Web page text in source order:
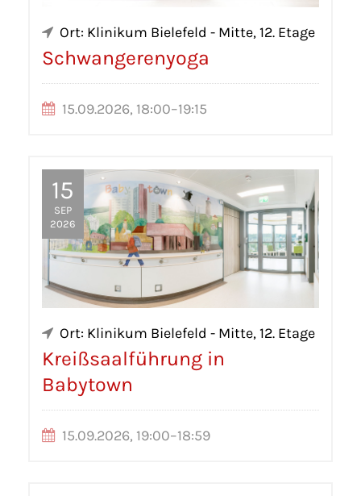
Ort: Klinikum Bielefeld - Mitte, 12. Etage
Schwangerenyoga
15.09.2026, 18:00–19:15
15
SEP
2026
Ort: Klinikum Bielefeld - Mitte, 12. Etage
Kreißsaalführung in
Babytown
15.09.2026, 19:00–18:59